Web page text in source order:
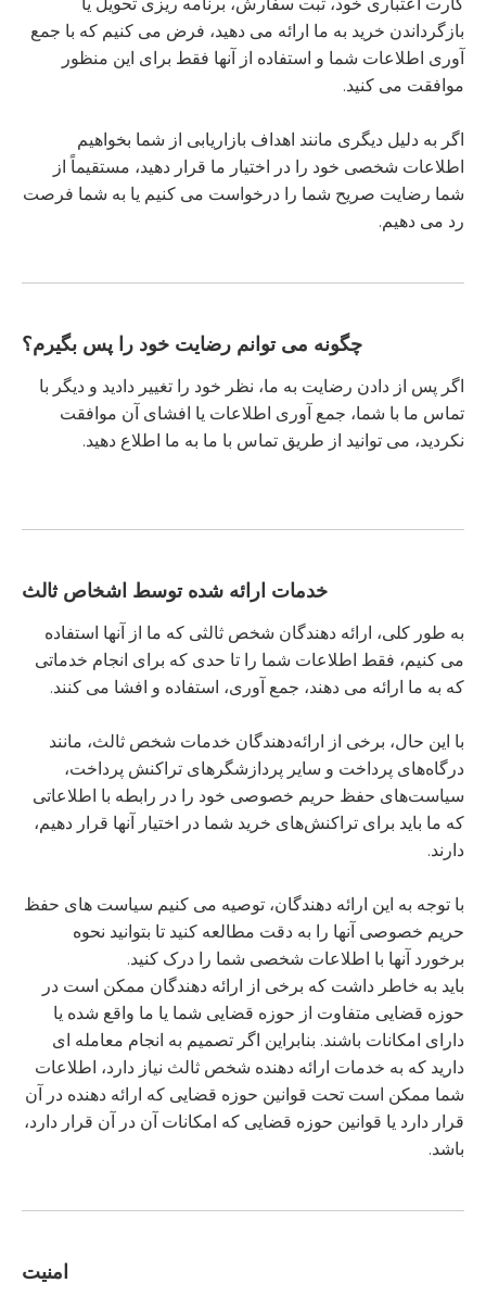
بازگرداندن خرید به ما ارائه می دهید، فرض می کنیم که با جمع
آوری اطلاعات شما و استفاده از آنها فقط برای این منظور
موافقت می کنید.
اگر به دلیل دیگری مانند اهداف بازاریابی از شما بخواهیم
اطلاعات شخصی خود را در اختیار ما قرار دهید، مستقیماً از
شما رضایت صریح شما را درخواست می کنیم یا به شما فرصت
رد می دهیم.
چگونه می توانم رضایت خود را پس بگیرم؟
اگر پس از دادن رضایت به ما، نظر خود را تغییر دادید و دیگر با
تماس ما با شما، جمع آوری اطلاعات یا افشای آن موافقت
نکردید، می توانید از طریق تماس با ما به ما اطلاع دهید.
خدمات ارائه شده توسط اشخاص ثالث
به طور کلی، ارائه دهندگان شخص ثالثی که ما از آنها استفاده
می کنیم، فقط اطلاعات شما را تا حدی که برای انجام خدماتی
که به ما ارائه می دهند، جمع آوری، استفاده و افشا می کنند.
با این حال، برخی از ارائه‌دهندگان خدمات شخص ثالث، مانند
درگاه‌های پرداخت و سایر پردازشگرهای تراکنش پرداخت،
سیاست‌های حفظ حریم خصوصی خود را در رابطه با اطلاعاتی
که ما باید برای تراکنش‌های خرید شما در اختیار آنها قرار دهیم،
دارند.
با توجه به این ارائه دهندگان، توصیه می کنیم سیاست های حفظ
حریم خصوصی آنها را به دقت مطالعه کنید تا بتوانید نحوه
برخورد آنها با اطلاعات شخصی شما را درک کنید.
باید به خاطر داشت که برخی از ارائه دهندگان ممکن است در
حوزه قضایی متفاوت از حوزه قضایی شما یا ما واقع شده یا
دارای امکانات باشند. بنابراین اگر تصمیم به انجام معامله ای
دارید که به خدمات ارائه دهنده شخص ثالث نیاز دارد، اطلاعات
شما ممکن است تحت قوانین حوزه قضایی که ارائه دهنده در آن
قرار دارد یا قوانین حوزه قضایی که امکانات آن در آن قرار دارد،
باشد.
امنیت